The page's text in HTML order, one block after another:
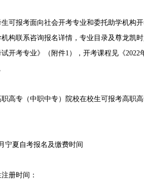
报考面向社会开考专业和委托助学机构开
构联系咨询报名详情，专业目录及尊龙凯
开考专业》（附件1），开考课程见《
专（中职中专）院校在校生可报考高职高
夏自考报名及缴费时间
册时间：